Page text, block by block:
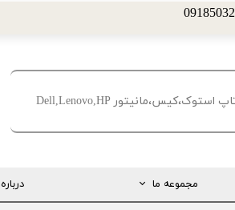
مجموعه ما